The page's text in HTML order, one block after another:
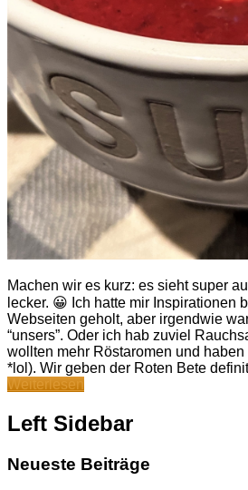
Machen wir es kurz: es sieht super
lecker. 😀 Ich hatte mir Inspirationen
Webseiten geholt, aber irgendwie
“unsers”. Oder ich hab zuviel
wollten mehr Röstaromen und
*lol). Wir geben der Roten Bete
WeiterlesenRote
und
Pastinaken
Left Sidebar
Neueste Beiträge